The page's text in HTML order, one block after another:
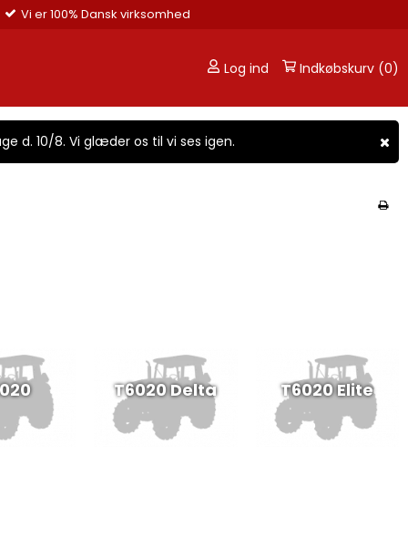
Vi er 100% Dansk virksomhed
Log ind Indkøbskurv (0)
d. 10/8. Vi glæder os til vi ses igen.
T6020 Delta T6020 Elite